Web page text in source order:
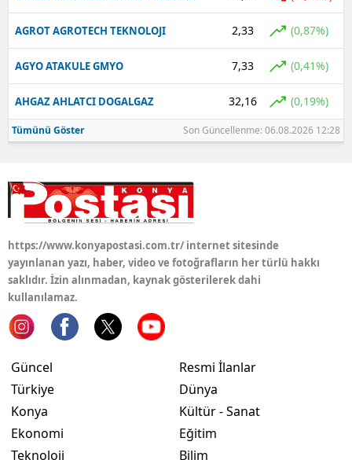
AGROT AGROTECH TEKNOLOJI 2,33 (0,87%)
AGYO ATAKULE GMYO 7,33 (0,41%)
AHGAZ AHLATCI DOGALGAZ 32,16 (0,19%)
Tümünü Göster Son Güncellenme: 06.08.2026 12:28
https://www.konyapostasi.com.tr/ internet sitesinde
yayınlanan yazı, haber, video ve fotoğrafların her türlü hakkı
saklıdır. İzin alınmadan, kaynak gösterilerek dahi
kullanılamaz.
Güncel
Türkiye
Konya
Ekonomi
Teknoloji
Resmi İlanlar
Dünya
Kültür - Sanat
Eğitim
Bilim